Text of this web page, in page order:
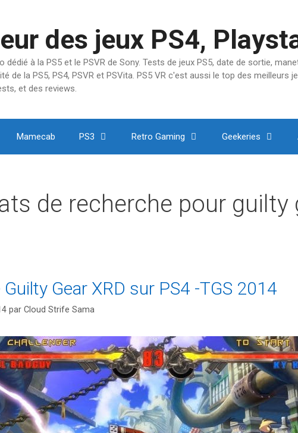
des jeux PS4,
dédié à la PS5 et le PSVR de Sony. Tests de jeux PS5, date de sortie,
de la PS5, PS4, PSVR et PSVita. PS5 VR c'est aussi le top des meilleurs
et des reviews.
Mamecab PS3 Retro Gaming Geekeries
de recherche pour guilty
Gear XRD sur PS4 -TGS 2014
par Cloud Strife Sama